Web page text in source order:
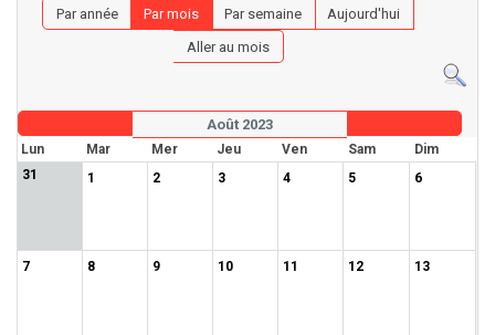
Par année Par mois Par semaine
Aujourd'hui
Aller au mois
Août 2023
Lun Mar Mer Jeu Ven Sam
Dim
31
1 2 3 4 5 6
7 8 9 10 11 12 13